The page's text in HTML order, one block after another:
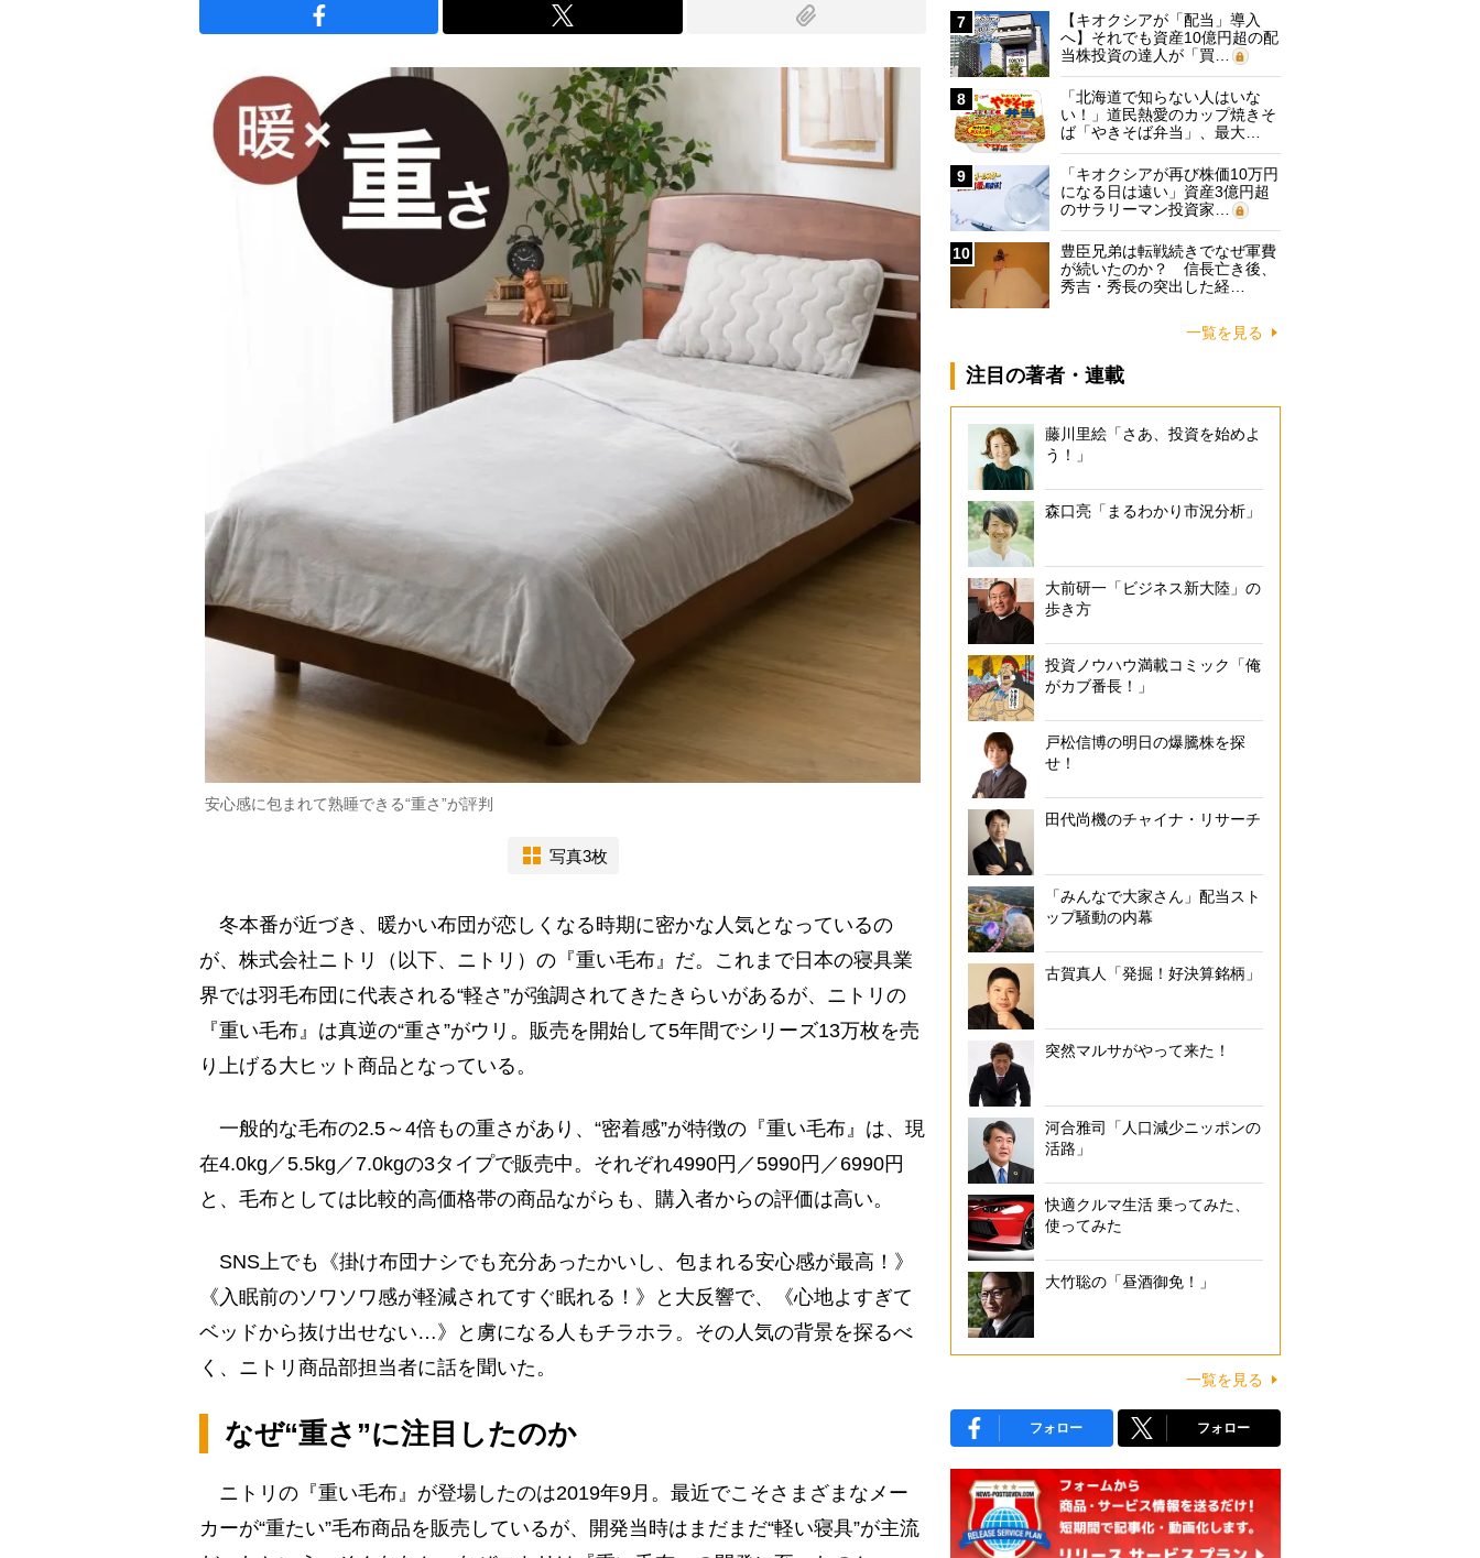
安心感に包まれて熟睡できる“重さ”が評判
写真3枚
冬本番が近づき、暖かい布団が恋しくなる時期に密かな人気となっているの
が、株式会社ニトリ（以下、ニトリ）の『重い毛布』だ。これまで日本の寝具業
界では羽毛布団に代表される“軽さ”が強調されてきたきらいがあるが、ニトリの
『重い毛布』は真逆の“重さ”がウリ。販売を開始して5年間でシリーズ13万枚を売
り上げる大ヒット商品となっている。
一般的な毛布の2.5～4倍もの重さがあり、“密着感”が特徴の『重い毛布』は、現
在4.0kg／5.5kg／7.0kgの3タイプで販売中。それぞれ4990円／5990円／6990円
と、毛布としては比較的高価格帯の商品ながらも、購入者からの評価は高い。
SNS上でも《掛け布団ナシでも充分あったかいし、包まれる安心感が最高！》
《入眠前のソワソワ感が軽減されてすぐ眠れる！》と大反響で、《心地よすぎて
ベッドから抜け出せない…》と虜になる人もチラホラ。その人気の背景を探るべ
く、ニトリ商品部担当者に話を聞いた。
なぜ“重さ”に注目したのか
ニトリの『重い毛布』が登場したのは2019年9月。最近でこそさまざまなメー
カーが“重たい”毛布商品を販売しているが、開発当時はまだまだ“軽い寝具”が主流
7
【キオクシアが「配当」導入
へ】それでも資産10億円超の配
当株投資の達人が「買…
8
「北海道で知らない人はいな
い！」道民熱愛のカップ焼きそ
ば「やきそば弁当」、最大…
9
「キオクシアが再び株価10万円
になる日は遠い」資産3億円超
のサラリーマン投資家…
10
豊臣兄弟は転戦続きでなぜ軍費
が続いたのか？ 信長亡き後、
秀吉・秀長の突出した経…
一覧を見る
注目の著者・連載
藤川里絵「さあ、投資を始めよ
う！」
森口亮「まるわかり市況分析」
大前研一「ビジネス新大陸」の
歩き方
投資ノウハウ満載コミック「俺
がカブ番長！」
戸松信博の明日の爆騰株を探
せ！
田代尚機のチャイナ・リサーチ
「みんなで大家さん」配当スト
ップ騒動の内幕
古賀真人「発掘！好決算銘柄」
突然マルサがやって来た！
河合雅司「人口減少ニッポンの
活路」
快適クルマ生活 乗ってみた、
使ってみた
大竹聡の「昼酒御免！」
一覧を見る
フォロー フォロー